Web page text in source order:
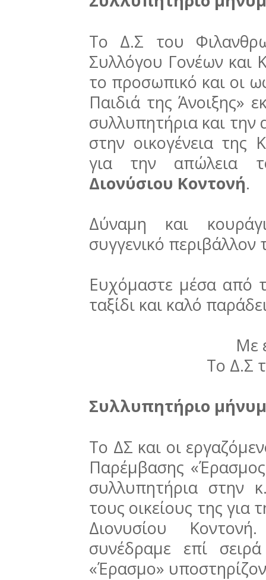
Το Δ.Σ του
Συλλόγου Γονέων και
το προσωπικό και οι
Παιδιά της Άνοιξης»
συλλυπητήρια και
στην οικογένεια της
για την απώλεια
Διονύσιου Κοντονή.
Δύναμη και
συγγενικό περιβάλλον
Ευχόμαστε μέσα από
ταξίδι και καλό
Με
Το Δ.Σ
Συλλυπητήριο
Το ΔΣ και οι
Παρέμβασης
συλλυπητήρια στην
τους οικείους της
Διονυσίου
συνέδραμε επί
«Έρασμο»